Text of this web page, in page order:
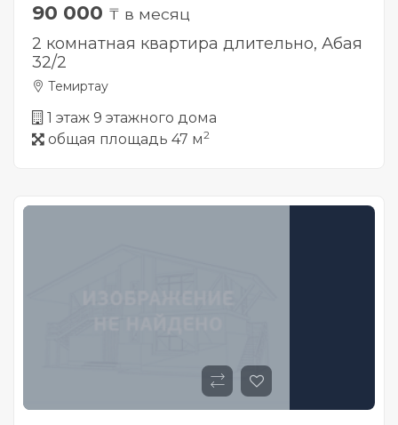
90 000 ₸ в месяц
2 комнатная квартира длительно, Абая
32/2
Темиртау
1 этаж 9 этажного дома
общая площадь 47 м2